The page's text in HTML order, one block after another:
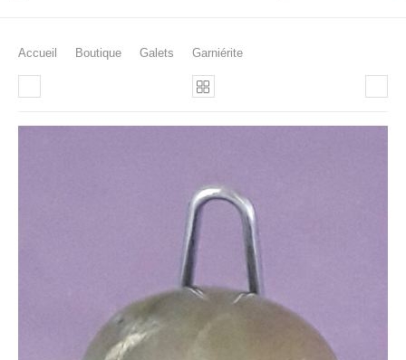
Accueil Boutique Galets Garniérite